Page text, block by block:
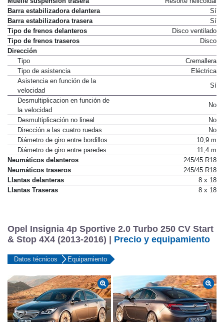
Muelle suspensión trasera
Resorte helicoidal
Barra estabilizadora delantera
Sí
Barra estabilizadora trasera
Sí
Tipo de frenos delanteros
Disco ventilado
Tipo de frenos traseros
Dirección
Tipo
Cremallera
Tipo de asistencia
Asistencia en función de la
velocidad
Sí
Desmultiplicacion en función de
la velocidad
No
Desmultiplicación no lineal
No
Dirección a las cuatro ruedas
No
Diámetro de giro entre bordillos
10,9 m
Diámetro de giro entre paredes
11,4 m
Neumáticos delanteros
245/45 R18
Neumáticos traseros
245/45 R18
Llantas delanteras
8 x 18
Opel Insignia 4p Sportive 2.0 Turbo 250 CV Start
& Stop 4X4 (2013-2016) |
Precio y equipamiento